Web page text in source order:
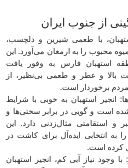
با طعمی شیرین و دلچسب،
محبوب را به ارمغان می‌آورد. این
استهبان فارس به وفور یافت
بالا و عطر و طعمی بی‌نظیر، از
برخوردار است.
انجیر استهبان به خوبی با شرایط
است و گویی در برابر سختی‌ها و
و استقامتی مثال‌زدنی دارد. این
به انتخابی ایده‌آل برای کاشت در
کرده است.
با وجود نیاز آبی کم، انجیر استهبان